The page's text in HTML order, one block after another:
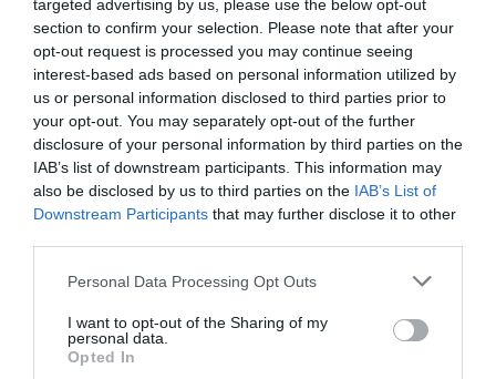
targeted advertising by us, please use the below opt-out
section to confirm your selection. Please note that after your
opt-out request is processed you may continue seeing
interest-based ads based on personal information utilized by
us or personal information disclosed to third parties prior to
your opt-out. You may separately opt-out of the further
disclosure of your personal information by third parties on the
IAB’s list of downstream participants. This information may
also be disclosed by us to third parties on the IAB’s List of
Downstream Participants that may further disclose it to other
Please note that this website/app uses one or more Google
not limited to your visit or usage behaviour. You may click to
grant or deny consent to Google and its third-party tags to
use your data for below specified purposes in below Google
Personal Data Processing Opt Outs
I want to opt-out of the Sharing of my
personal data.
Opted In
Γεωργιάδης για τα σπιτάκια
ανακύκλωσης: «Η γνωμοδότηση
της γραμματέως Θεσμών &
Διαφάνειας του ΠΑΣΟΚ
συμφωνεί ότι όλα έγιναν
σύννομα»
Το ερώτημα αν ο πρόεδρος του ΠΑΣΟΚ, Νίκος